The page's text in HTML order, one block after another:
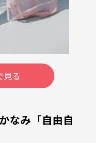
見る
なみ「自由自